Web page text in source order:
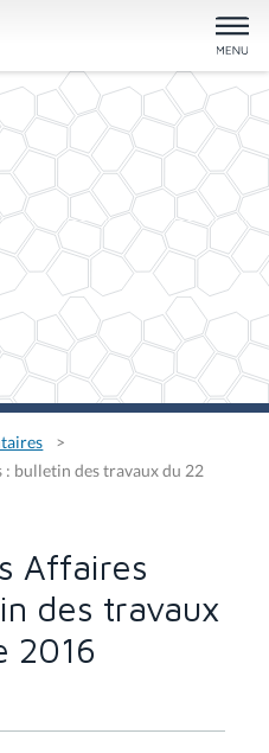
bulletin des travaux du 22
Affaires
des travaux
2016